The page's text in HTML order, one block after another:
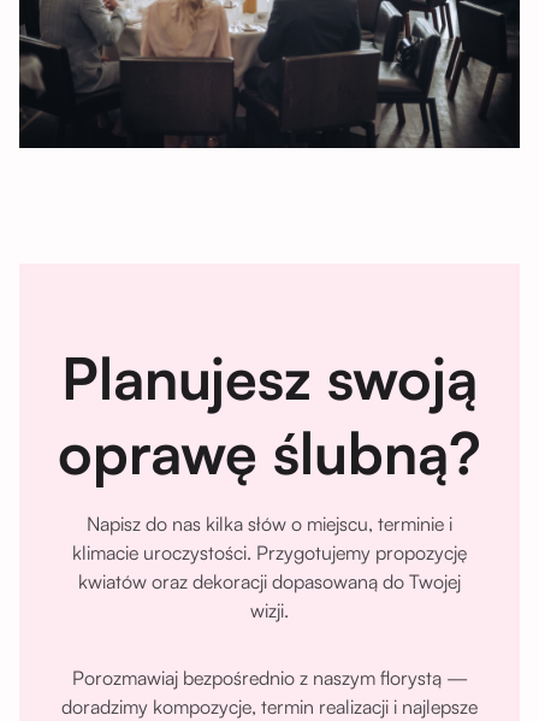
Planujesz swoją
oprawę ślubną?
Napisz do nas kilka słów o miejscu, terminie i
klimacie uroczystości. Przygotujemy propozycję
kwiatów oraz dekoracji dopasowaną do Twojej
wizji.
Porozmawiaj bezpośrednio z naszym florystą —
doradzimy kompozycje, termin realizacji i najlepsze